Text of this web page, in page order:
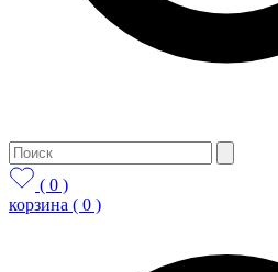
( 0 )
корзина ( 0 )